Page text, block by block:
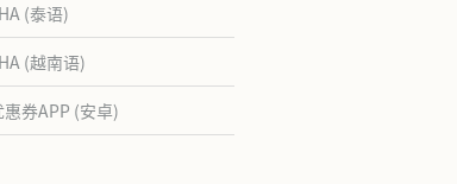
(泰语)
(越南语)
惠券APP (安卓)